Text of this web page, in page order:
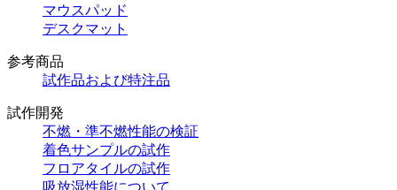
マウスパッド
デスクマット
参考商品
試作品および特注品
試作開発
不燃・準不燃性能の検証
着色サンプルの試作
フロアタイルの試作
吸放湿性能について